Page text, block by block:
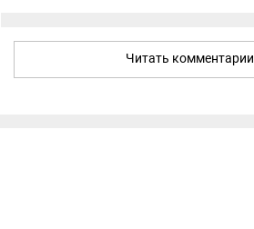
Читать комментарии